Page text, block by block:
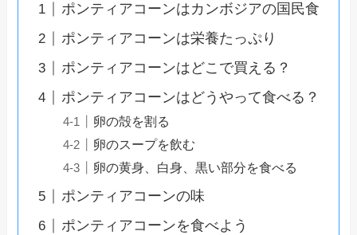
ポンティアコーンはカンボジアの国民食
ポンティアコーンは栄養たっぷり
ポンティアコーンはどこで買える？
ポンティアコーンはどうやって食べる？
卵の殻を割る
卵のスープを飲む
卵の黄身、白身、黒い部分を食べる
ポンティアコーンの味
ポンティアコーンを食べよう